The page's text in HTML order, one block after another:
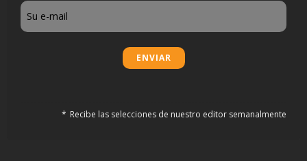
Email
Recibe las selecciones de nuestro editor semanalmente